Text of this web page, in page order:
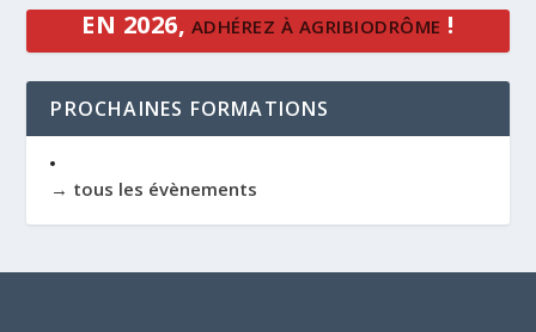
EN 2026, ADHÉREZ À AGRIBIODRÔME !
PROCHAINES FORMATIONS
→ tous les évènements